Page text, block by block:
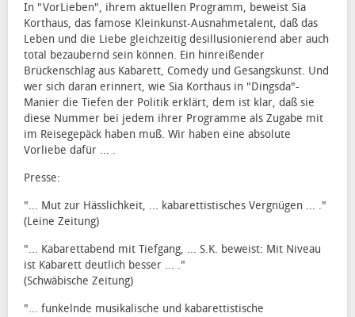
In "VorLieben", ihrem aktuellen Programm, beweist Sia
Korthaus, das famose Kleinkunst-Ausnahmetalent, daß das
Leben und die Liebe gleichzeitig desillusionierend aber auch
total bezaubernd sein können. Ein hinreißender
Brückenschlag aus Kabarett, Comedy und Gesangskunst. Und
wer sich daran erinnert, wie Sia Korthaus in "Dingsda"-
Manier die Tiefen der Politik erklärt, dem ist klar, daß sie
diese Nummer bei jedem ihrer Programme als Zugabe mit
im Reisegepäck haben muß. Wir haben eine absolute
Vorliebe dafür ... .
Presse:
"... Mut zur Hässlichkeit, ... kabarettistisches Vergnügen ... ."
(Leine Zeitung)
"... Kabarettabend mit Tiefgang, ... S.K. beweist: Mit Niveau
ist Kabarett deutlich besser ... ."
(Schwäbische Zeitung)
"... funkelnde musikalische und kabarettistische